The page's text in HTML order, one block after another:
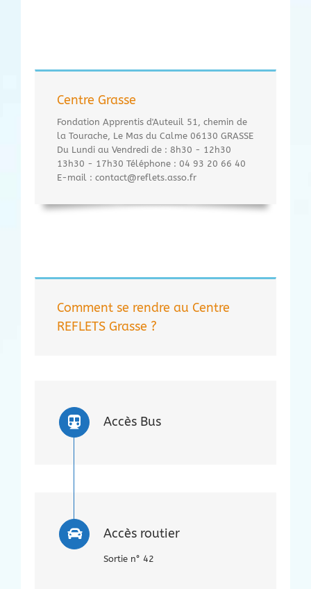
Centre Grasse
Fondation Apprentis d'Auteuil 51, chemin de
la Tourache, Le Mas du Calme 06130 GRASSE
Du Lundi au Vendredi de : 8h30 - 12h30
13h30 - 17h30 Téléphone : 04 93 20 66 40
E-mail : contact@reflets.asso.fr
Comment se rendre au Centre
REFLETS Grasse ?
Accès Bus
Accès routier
Sortie n° 42